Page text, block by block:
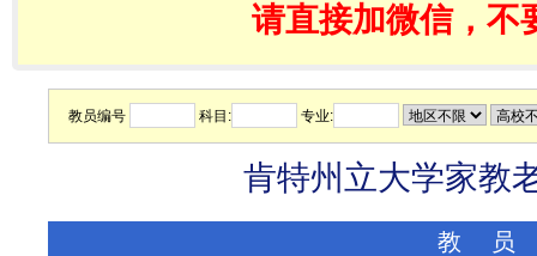
请直接加微信，不
教员编号 科目: 专业:
肯特州立大学家教
教